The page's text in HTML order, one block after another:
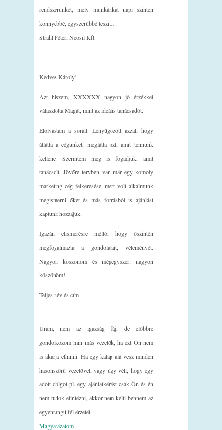
rendszerünket, mely munkánkat napi szinten
könnyebbé, egyszerűbbé teszi…
Strahl Péter, Neosil Kft.
Kedves Károly!
Azt hiszem, XXXXXX nagyon jó érzékkel
választotta Magát, mint az ideális tanácsadót.
Elolvastam a sorait. Lenyűgözött azzal, hogy
átlátta a cégünket, meglátta azt, amit tennünk
kellene. Szerintem meg is fogadjuk, amit
tanácsolt. Jövőre tervben van már egy komoly
marketing cég felkeresése, mert volt alkalmunk
megismerni őket és más forrásból is ajánlást
kaptunk hozzájuk.
Igazán elismerésre méltó, hogy őszintén
megfogalmazta a gondolatait, véleményét.
Nagyon köszönöm és mégegyszer: nagyon
köszönöm!
Teljes név és cím
Uram, nem az igazság fáj, de előbbre
gondolkozom min más vezetők, ha ezt Ön nem
is akarja elhinni. Ha egy kalap alá vesz minden
hasonszőrű vezetővel, vagy úgy véli, hogy egy
adott dolgot pl. egy ajánlatkérést csak Ön és én
nem tudok elintézni, akkor nem kelti bennem az
egyenrangú fél érzetét.
Magyarázatom